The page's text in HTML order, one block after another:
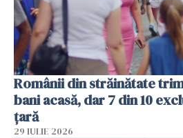
Românii din străinătate
bani acasă, dar 7 din 10
țară
29 IULIE 2026